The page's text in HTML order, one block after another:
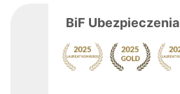
BiF Ubezpieczenia